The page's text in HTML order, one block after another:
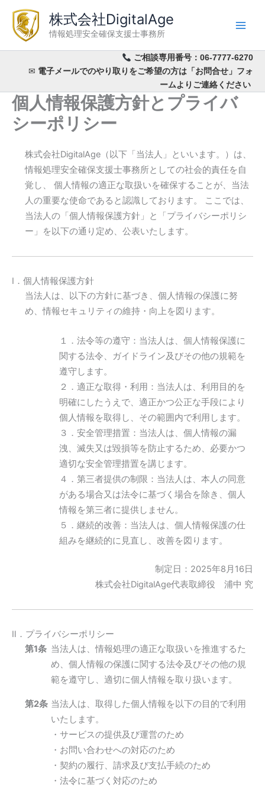
ス
プ
株式会社DigitalAge
情報処理安全確保支援士事務所
ご相談専用番号： 06-7777-6270
✉ 電子メールでのやり取りをご希望の方は「お問合せ」フォ
ームよりご連絡ください
個人情報保護方針とプライバ
シーポリシー
株式会社DigitalAge（以下「当法人」といいます。）は、
情報処理安全確保支援士事務所としての社会的責任を自
覚し、 個人情報の適正な取扱いを確保することが、当法
人の重要な使命であると認識しております。 ここでは、
当法人の「個人情報保護方針」と「プライバシーポリシ
ー」を以下の通り定め、公表いたします。
Ⅰ．個人情報保護方針
当法人は、以下の方針に基づき、個人情報の保護に努
め、情報セキュリティの維持・向上を図ります。
１．法令等の遵守：当法人は、個人情報保護に
関する法令、ガイドライン及びその他の規範を
遵守します。
２．適正な取得・利用：当法人は、利用目的を
明確にしたうえで、適正かつ公正な手段により
個人情報を取得し、その範囲内で利用します。
３．安全管理措置：当法人は、個人情報の漏
洩、滅失又は毀損等を防止するため、必要かつ
適切な安全管理措置を講じます。
４．第三者提供の制限：当法人は、本人の同意
がある場合又は法令に基づく場合を除き、個人
情報を第三者に提供しません。
５．継続的改善：当法人は、個人情報保護の仕
組みを継続的に見直し、改善を図ります。
制定日：2025年8月16日
株式会社DigitalAge代表取締役 浦中 究
Ⅱ．プライバシーポリシー
第1条 当法人は、情報処理の適正な取扱いを推進するた
め、個人情報の保護に関する法令及びその他の規
範を遵守し、適切に個人情報を取り扱います。
第2条 当法人は、取得した個人情報を以下の目的で利用
いたします。
・サービスの提供及び運営のため
・お問い合わせへの対応のため
・契約の履行、請求及び支払手続のため
・法令に基づく対応のため